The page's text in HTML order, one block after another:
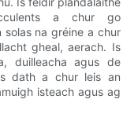
a chur go
solas na gréine a chur
gheal, aerach. Is
duilleacha agus de
dath a chur leis an
isteach agus ag